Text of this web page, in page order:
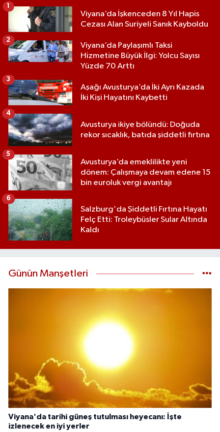
Viyana’da İşkenceden 8 Yıl Hapis
Cezası Alan Suriyeli Sanık Kayboldu
1
Viyana’da Paylaşımlı Taksi
Hizmetine Büyük İlgi: Yolcu Sayısı
Yüzde 70 Arttı
2
Aşağı Avusturya’da İki Ayrı Kazada
İki Kişi Hayatını Kaybetti
3
Avusturya ikiye bölündü: Doğuda
rekor sıcaklık, batıda şiddetli fırtına
4
Avusturya’da emeklilikte yeni
dönem: Çalışmaya devam edene 15
bin euroluk vergi avantajı
5
Salzburg'da Şiddetli Fırtına Hayatı
Felç Etti: Troleybüsler Sular Altında
Kaldı
6
Günün Manşetleri
Viyana'da tarihi güneş tutulması heyecanı: İşte
izlenecek en iyi yerler